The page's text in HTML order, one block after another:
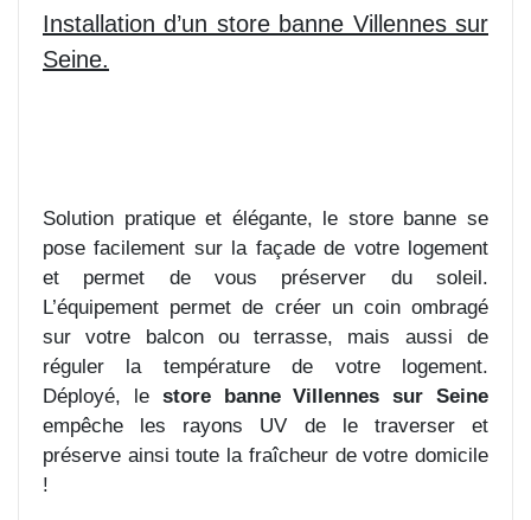
Installation d’un store banne Villennes sur
Seine.
Solution pratique et élégante, le store banne se
pose facilement sur la façade de votre logement
et permet de vous préserver du soleil.
L’équipement permet de créer un coin ombragé
sur votre balcon ou terrasse, mais aussi de
réguler la température de votre logement.
Déployé, le store banne Villennes sur Seine
empêche les rayons UV de le traverser et
préserve ainsi toute la fraîcheur de votre domicile
!